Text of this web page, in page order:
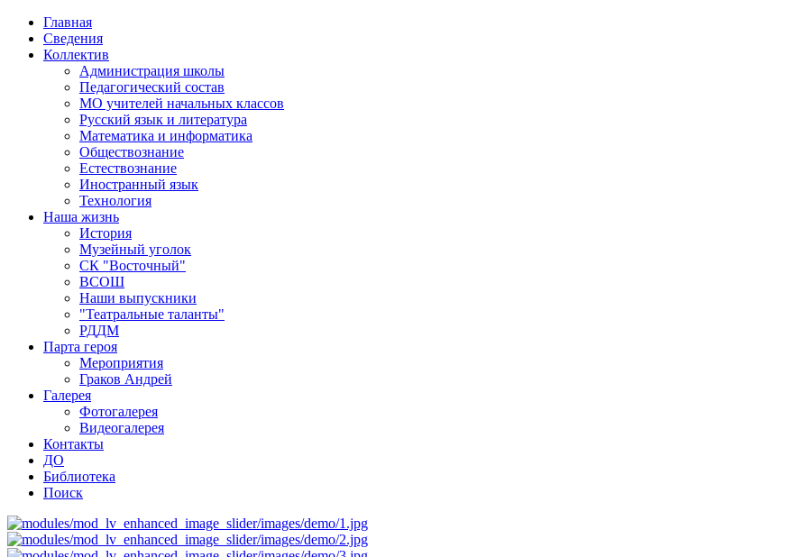
Главная
Сведения
Коллектив
Администрация школы
Педагогический состав
МО учителей начальных классов
Русский язык и литература
Математика и информатика
Обществознание
Естествознание
Иностранный язык
Технология
Наша жизнь
История
Музейный уголок
СК "Восточный"
ВСОШ
Наши выпускники
"Театральные таланты"
РДДМ
Парта героя
Мероприятия
Граков Андрей
Галерея
Фотогалерея
Видеогалерея
Контакты
ДО
Библиотека
Поиск